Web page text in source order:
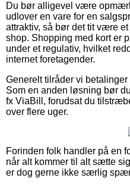
Du bør alligevel være
udlover en vare for en
attraktiv, så bør det tit være
shop. Shopping med kort er
under et regulativ, hvilket
internet foretagender.
Generelt tilråder vi
Som en anden løsning bør
fx ViaBill, forudsat du
over flere uger.
Forinden folk handler på en
når alt kommer til alt sætte
er dog gerne ikke særlig